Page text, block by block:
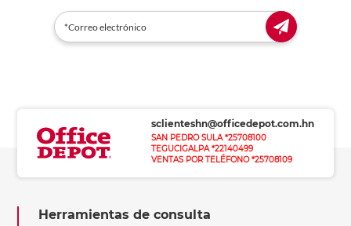
sclienteshn@officedepot.com.hn
SAN PEDRO SULA *25708100
TEGUCIGALPA *22140499
VENTAS POR TELÉFONO *25708109
Herramientas de consulta